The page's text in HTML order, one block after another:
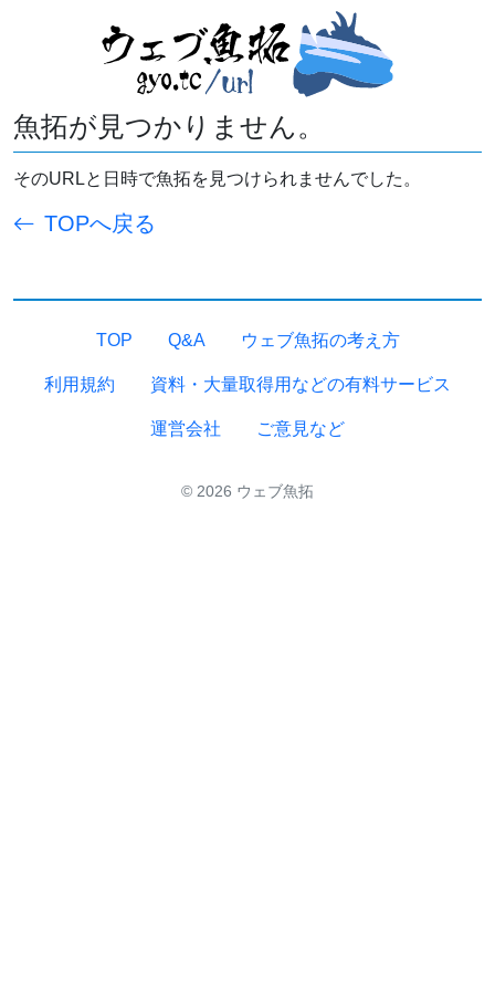
魚拓が見つかりません。
そのURLと日時で魚拓を見つけられませんでした。
TOPへ戻る
TOP Q&A ウェブ魚拓の考え方
利用規約 資料・大量取得用などの有料サービス
運営会社 ご意見など
© 2026 ウェブ魚拓